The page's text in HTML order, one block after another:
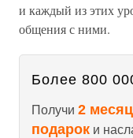
и каждый из этих
общения с ними.
Более 800
Получи 2
подарок и